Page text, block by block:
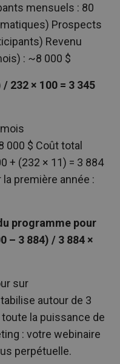
mensuels : 80
Prospects
Revenu
: ~8 000 $
232 × 100 = 3 345
000 $ Coût total
+ (232 × 11) = 3 884
première année :
programme pour
– 3 884) / 3 884 ×
sur
autour de 3
toute la puissance de
: votre webinaire
perpétuelle.